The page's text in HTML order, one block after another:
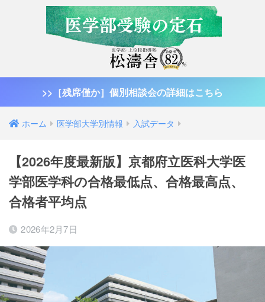
>>［残席僅か］個別相談会の詳細はこちら
ホーム 医学部大学別情報 入試データ
【2026年度最新版】京都府立医科大学医
学部医学科の合格最低点、合格最高点、
合格者平均点
2026年2月7日